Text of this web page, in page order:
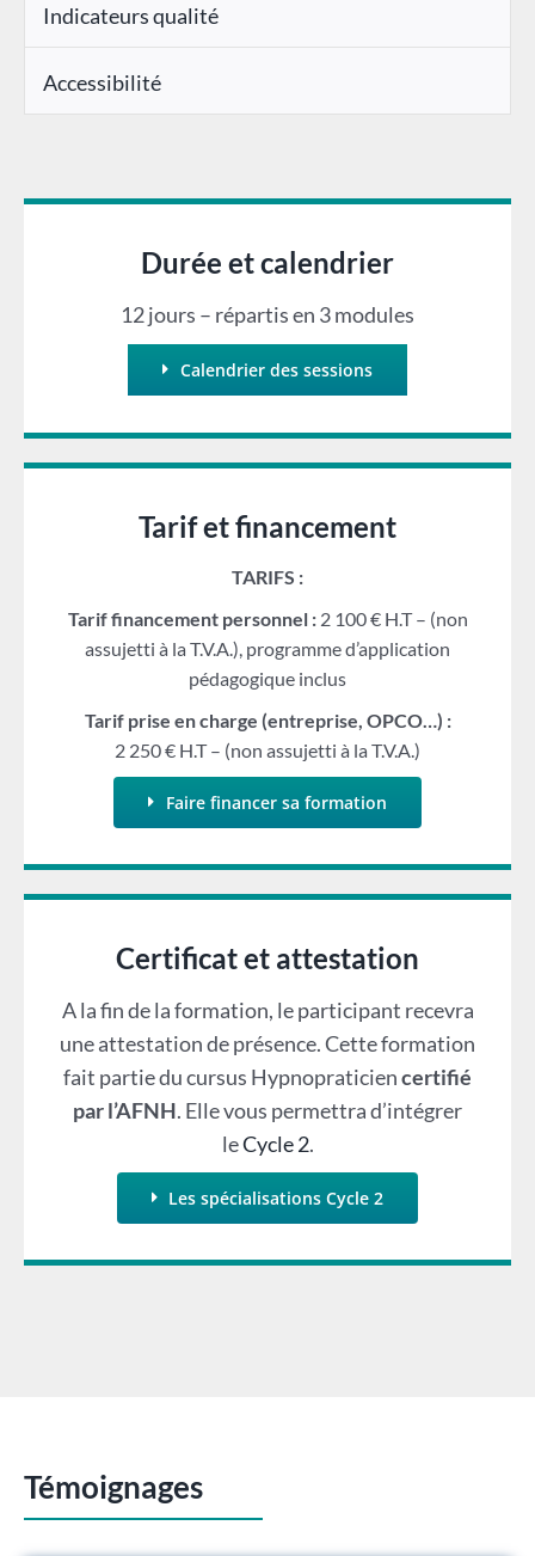
Indicateurs qualité
Accessibilité
Durée et calendrier
12 jours – répartis en 3 modules
Calendrier des sessions
Tarif et financement
TARIFS :
Tarif financement personnel : 2 100 € H.T – (non
assujetti à la T.V.A.), programme d’application
pédagogique inclus
Tarif prise en charge (entreprise, OPCO…) :
2 250 € H.T – (non assujetti à la T.V.A.)
Faire financer sa formation
Certificat et attestation
A la fin de la formation, le participant recevra
une attestation de présence. Cette formation
fait partie du cursus Hypnopraticiencertifié
par l’AFNH. Elle vous permettra d’intégrer
leCycle 2.
Les spécialisations Cycle 2
Témoignages